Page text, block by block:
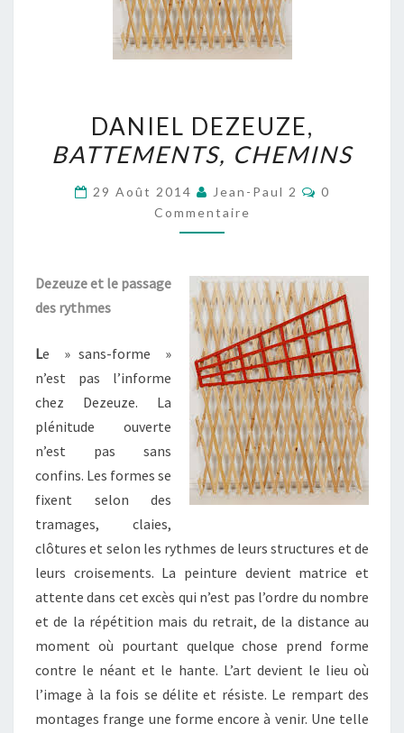
DEZEUZE,
BATTEMENTS,
DANIEL DEZEUZE,
BATTEMENTS, CHEMINS
29 Août 2014 Jean-Paul 2
0
Commentaire
Dezeuze et le passage
des rythmes
Le » sans-forme »
n’est pas l’informe
chez Dezeuze. La
plénitude ouverte
n’est pas sans
confins. Les formes se
fixent selon des
tramages, claies,
clôtures et selon les rythmes de leurs structures et de
leurs croisements. La peinture devient matrice et
attente dans cet excès qui n’est pas l’ordre du nombre
et de la répétition mais du retrait, de la distance au
moment où pourtant quelque chose prend forme
contre le néant et le hante. L’art devient le lieu où
l’image à la fois se délite et résiste. Le rempart des
montages frange une forme encore à venir. Une telle